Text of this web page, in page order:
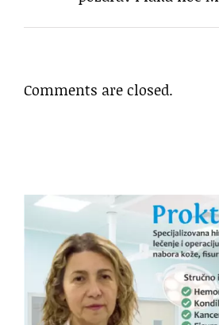
Comments are closed.